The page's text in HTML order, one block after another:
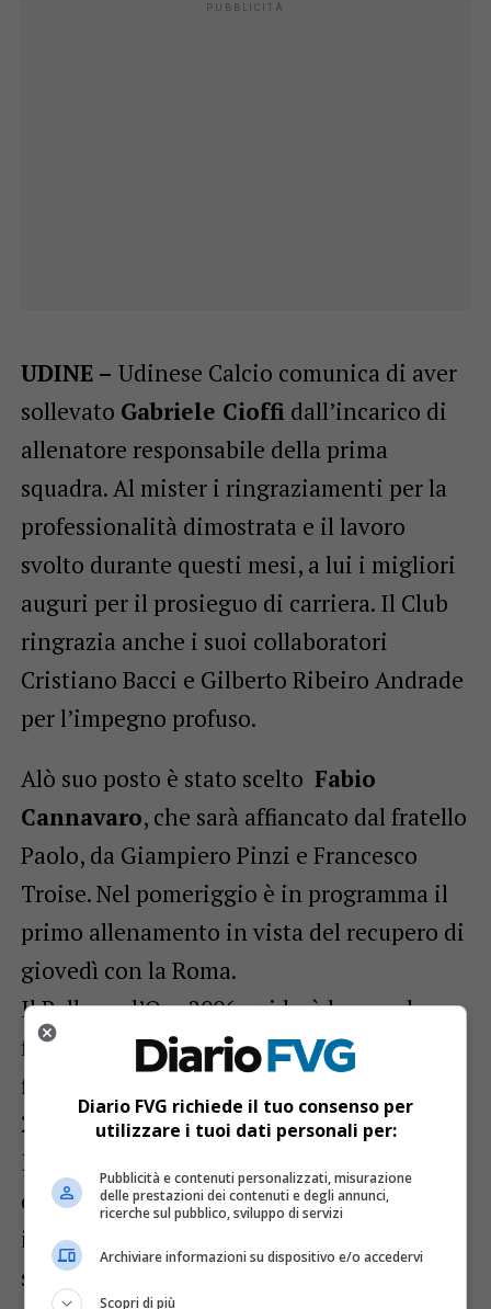
UDINE – Udinese Calcio comunica di aver
sollevato Gabriele Cioffi dall’incarico di
allenatore responsabile della prima
squadra. Al mister i ringraziamenti per la
professionalità dimostrata e il lavoro
svolto durante questi mesi, a lui i migliori
auguri per il prosieguo di carriera. Il Club
ringrazia anche i suoi collaboratori
Cristiano Bacci e Gilberto Ribeiro Andrade
per l’impegno profuso.
Alò suo posto è stato scelto Fabio
Cannavaro, che sarà affiancato dal fratello
Paolo, da Giampiero Pinzi e Francesco
Troise. Nel pomeriggio è in programma il
primo allenamento in vista del recupero di
giovedì con la Roma.
Il Pallone d’Oro 2006 guiderà la squadra
fino al termine della stagione sportiva. Ha
firmato un contratto fino al 30 giugno
2024.
Il club ha individuato nella sua esperienza
di campo e tecnica e nella sua leadership
indiscussa la figura idonea a condurre la
squadra all’obiettivo della salvezza.
Diario FVG richiede il tuo consenso per
utilizzare i tuoi dati personali per:
Pubblicità e contenuti personalizzati, misurazione
delle prestazioni dei contenuti e degli annunci,
ricerche sul pubblico, sviluppo di servizi
Archiviare informazioni su dispositivo e/o accedervi
Scopri di più